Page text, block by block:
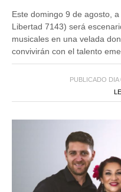
Este domingo 9 de agosto,
Libertad 7143) será
musicales en una velada
convivirán con el talento
PUBLICADO DIA